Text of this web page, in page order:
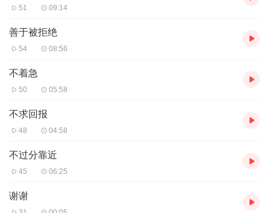
51 09:14
善于被拒绝
54 08:56
不着急
50 05:58
不求回报
48 04:58
不过分靠近
45 06:25
谢谢